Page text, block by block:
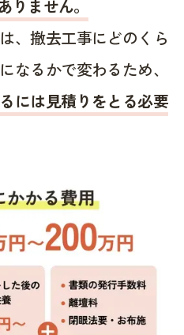
りません。
、撤去工事にどのくら
なるかで変わるため、
には見積りをとる必要